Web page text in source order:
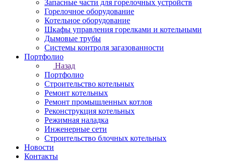
Запасные части для горелочных устройств
Горелочное оборудование
Котельное оборудование
Шкафы управления горелками и котельными
Дымовые трубы
Системы контроля загазованности
Портфолио
Назад
Портфолио
Строительство котельных
Ремонт котельных
Ремонт промышленных котлов
Реконструкция котельных
Режимная наладка
Инженерные сети
Строительство блочных котельных
Новости
Контакты